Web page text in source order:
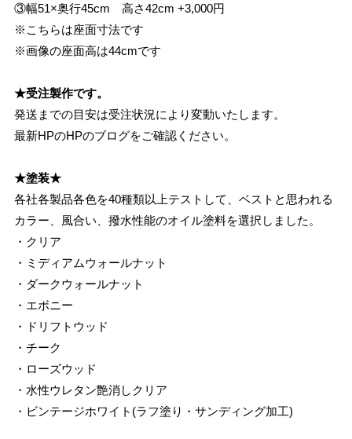
③幅51×奥行45cm 高さ42cm +3,000円
※こちらは座面寸法です
※画像の座面高は44cmです
★受注製作です。
発送までの目安は受注状況により変動いたします。
最新HPのHPのブログをご確認ください。
★塗装★
各社各製品各色を40種類以上テストして、ベストと思われる
カラー、風合い、撥水性能のオイル塗料を選択しました。
・クリア
・ミディアムウォールナット
・ダークウォールナット
・エボニー
・ドリフトウッド
・チーク
・ローズウッド
・水性ウレタン艶消しクリア
・ビンテージホワイト(ラフ塗り・サンディング加工)